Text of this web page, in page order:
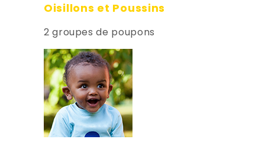
Oisillons et Poussins
2 groupes de poupons